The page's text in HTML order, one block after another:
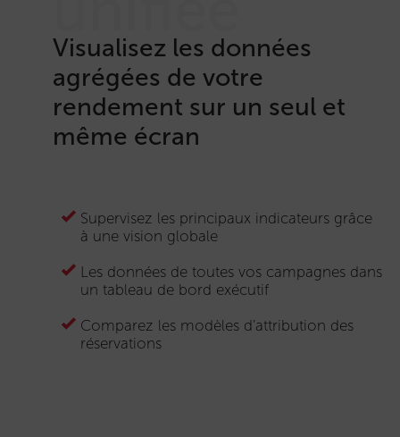
Visualisez les données
agrégées de votre
rendement sur un seul et
même écran
Supervisez les principaux indicateurs grâce
à une vision globale
Les données de toutes vos campagnes dans
un tableau de bord exécutif
Comparez les modèles d’attribution des
réservations